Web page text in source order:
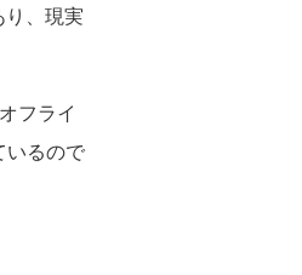
、現実
フライ
いるので